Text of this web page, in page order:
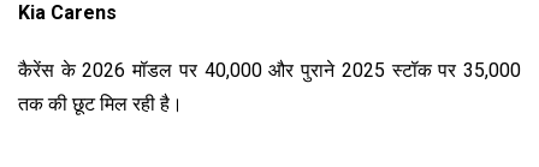
Kia Carens
कैरेंस के 2026 मॉडल पर ₹40,000 और पुराने 2025 स्टॉक पर ₹35,000
तक की छूट मिल रही है।